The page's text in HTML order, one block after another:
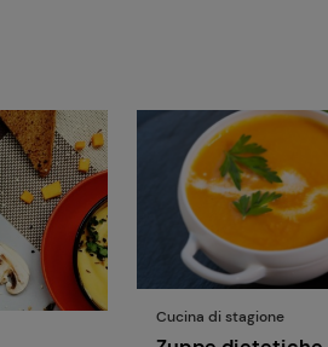
Cucina di stagione